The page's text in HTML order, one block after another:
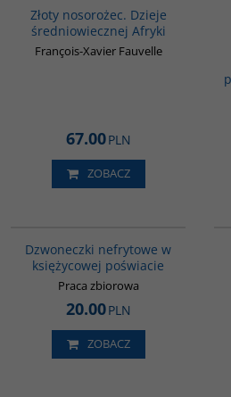
Złoty nosorożec. Dzieje
średniowiecznej Afryki
François-Xavier Fauvelle
67.00PLN
ZOBACZ
Dzwoneczki nefrytowe w
księżycowej poświacie
Praca zbiorowa
20.00PLN
ZOBACZ